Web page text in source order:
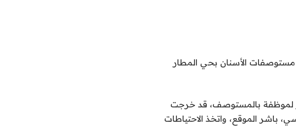
الأسنان بحي المطار
لموظفة بالمستوصف، قد خرجت
باشر الموقع، واتخذ الاحتياطات